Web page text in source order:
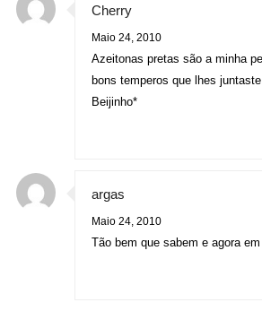
Cherry
Maio 24, 2010
Azeitonas pretas são a minha
bons temperos que lhes
Beijinho*
argas
Maio 24, 2010
Tão bem que sabem e agora